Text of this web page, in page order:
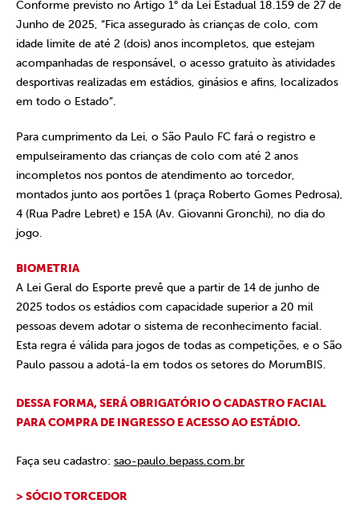
Conforme previsto no Artigo 1° da Lei Estadual 18.159 de 27 de
Junho de 2025, “Fica assegurado às crianças de colo, com
idade limite de até 2 (dois) anos incompletos, que estejam
acompanhadas de responsável, o acesso gratuito às atividades
desportivas realizadas em estádios, ginásios e afins, localizados
em todo o Estado”.
Para cumprimento da Lei, o São Paulo FC fará o registro e
empulseiramento das crianças de colo com até 2 anos
incompletos nos pontos de atendimento ao torcedor,
montados junto aos portões 1 (praça Roberto Gomes Pedrosa),
4 (Rua Padre Lebret) e 15A (Av. Giovanni Gronchi), no dia do
jogo.
BIOMETRIA
A Lei Geral do Esporte prevê que a partir de 14 de junho de
2025 todos os estádios com capacidade superior a 20 mil
pessoas devem adotar o sistema de reconhecimento facial.
Esta regra é válida para jogos de todas as competições, e o São
Paulo passou a adotá-la em todos os setores do MorumBIS.
DESSA FORMA, SERÁ OBRIGATÓRIO O CADASTRO FACIAL
PARA COMPRA DE INGRESSO E ACESSO AO ESTÁDIO.
Faça seu cadastro: sao-paulo.bepass.com.br
> SÓCIO TORCEDOR